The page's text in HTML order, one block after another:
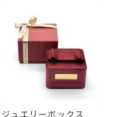
ジュエリーボックス